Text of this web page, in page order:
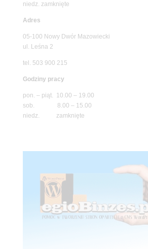
niedz. zamknięte
Adres
05-100 Nowy Dwór Mazowiecki
ul. Leśna 2
tel. 503 900 215
Godziny pracy
pon. – piąt. 10.00 – 19.00
sob. 8.00 – 15.00
niedz. zamknięte